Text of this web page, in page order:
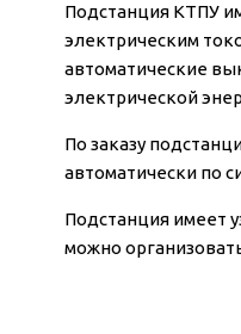
Подстанция КТПУ
электрическим
автоматические
электрической
По заказу
автоматически по
Подстанция имеет
можно